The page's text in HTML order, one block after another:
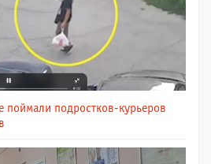
поймали подростков-курьеров